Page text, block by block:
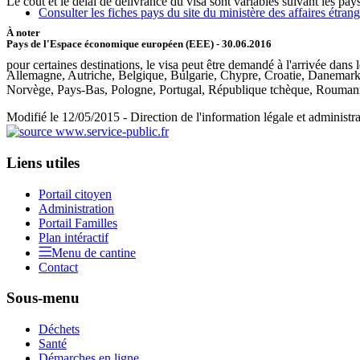
À noter
pour certaines destinations, le visa peut être demandé à l'arrivée dans
Consulter les fiches pays du site du ministère des affaires
Pays de l'Espace économique européen (EEE) - 30.06.2016
Allemagne, Autriche, Belgique, Bulgarie, Chypre, Croatie,
Norvège, Pays-Bas, Pologne, Portugal, République tchèque,
Modifié le 12/05/2015 - Direction de l'information légale et
Liens utiles
Portail citoyen
Administration
Portail Familles
Plan intéractif
Menu de cantine
Contact
Sous-menu
Déchets
Santé